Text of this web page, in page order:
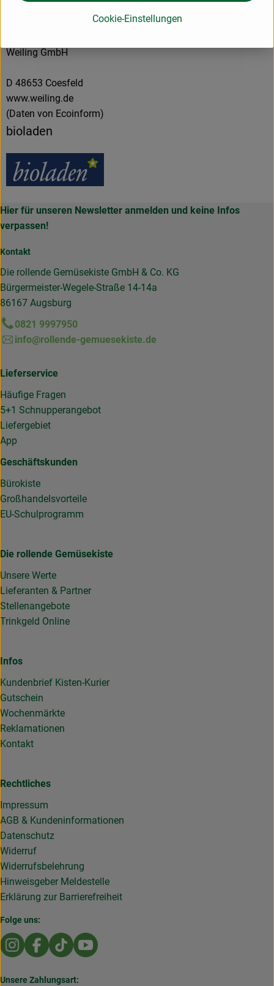
Weiling GmbH
D 48653 Coesfeld
www.weiling.de
(Daten von Ecoinform)
bioladen
Hier für unseren Newsletter anmelden und keine Infos
verpassen!
Kontakt
Die rollende Gemüsekiste GmbH & Co. KG
Bürgermeister-Wegele-Straße 14-14a
86167 Augsburg
0821 9997950
info@rollende-gemuesekiste.de
Lieferservice
Häufige Fragen
5+1 Schnupperangebot
Liefergebiet
App
Geschäftskunden
Bürokiste
Großhandelsvorteile
EU-Schulprogramm
Die rollende Gemüsekiste
Unsere Werte
Lieferanten & Partner
Stellenangebote
Trinkgeld Online
Infos
Kundenbrief Kisten-Kurier
Gutschein
Wochenmärkte
Reklamationen
Kontakt
Rechtliches
Impressum
AGB & Kundeninformationen
Datenschutz
Widerruf
Widerrufsbelehrung
Hinweisgeber Meldestelle
Erklärung zur Barrierefreiheit
Folge uns:
Externer Link zu https://www.instagram.com/
Externer Link zu https://www.facebook.com/
Externer Link zu https://www.tiktok.com/
Externer Link zu https://
Unsere Zahlungsart:
Cookie-Einstellungen